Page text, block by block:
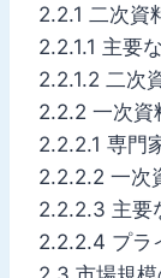
2.2.1 二次資
2.2.1.1 主要
2.2.1.2 二次
2.2.2 一次資
2.2.2.1 専門
2.2.2.2 一次
2.2.2.3 主要
2.2.2.4 プラ